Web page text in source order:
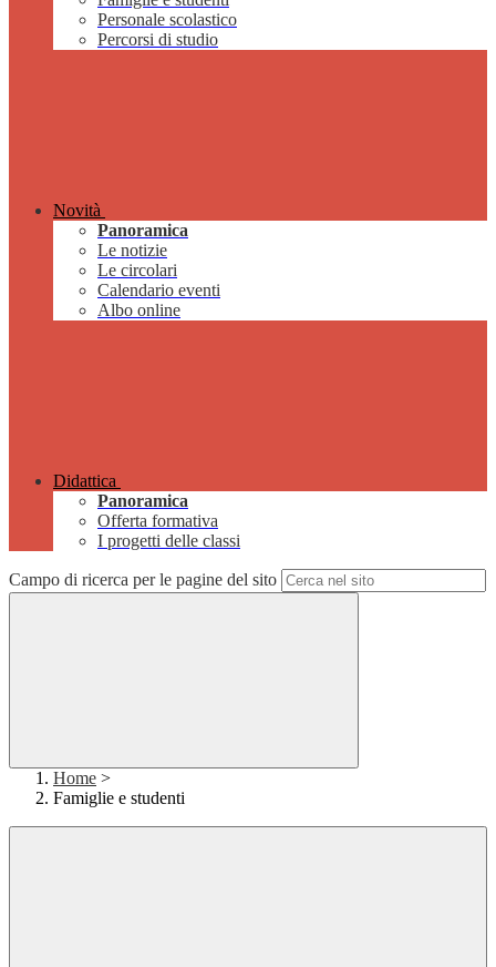
Personale scolastico
Percorsi di studio
Novità
Panoramica
Le notizie
Le circolari
Calendario eventi
Albo online
Didattica
Panoramica
Offerta formativa
I progetti delle classi
Campo di ricerca per le pagine del sito
Home >
Famiglie e studenti